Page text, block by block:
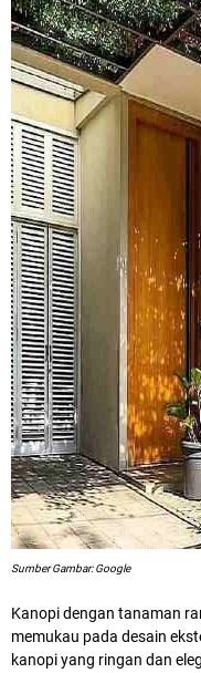
Sumber Gambar: Google
Kanopi dengan tanaman
memukau pada desain
kanopi yang ringan dan